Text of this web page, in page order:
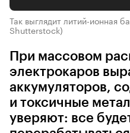
Так выглядит литий-ионная
Shutterstock)
При массовом
электрокаров
аккумуляторов,
и токсичные
уверяют: все